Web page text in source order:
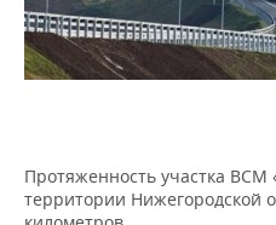
НЕФТЕХИМИЯ
НЕФТЬ
ЭНЕРГЕТИКА
РОЗНИЧНАЯ ТОРГОВЛЯ
НОВОСТИ ТЕХНОЛОГИЙ
ТЕЛЕКОММУНИКАЦИИ
МЕРОПРИЯТИЯ
БИЗНЕС-БРАНЧИ
ФУТБОЛ
НОВОСТИ ОБЩЕСТВА
ФОТОГАЛЕРЕЯ
Протяженность участка
территории Нижегородской